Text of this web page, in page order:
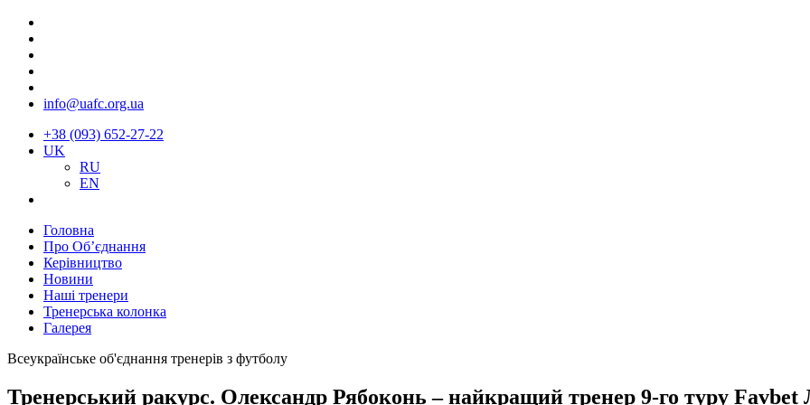
info@uafc.org.ua
+38 (093) 652-27-22
UK
RU
EN
Головна
Про Об’єднання
Керівництво
Новини
Наші тренери
Тренерська колонка
Галерея
Всеукраїнське об'єднання тренерів з футболу
Тренерський ракурс. Олександр Рябоконь – найкращий тренер 9-го туру Favbet